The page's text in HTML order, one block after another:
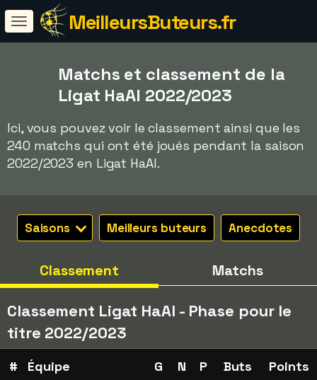
MeilleursButeurs.fr
Matchs et classement de la
Ligat HaAl 2022/2023
Ici, vous pouvez voir le classement ainsi que les
240 matchs qui ont été joués pendant la saison
2022/2023 en Ligat HaAl.
Saisons Meilleurs buteurs Anecdotes
Classement Matchs
Classement Ligat HaAl - Phase pour le
titre 2022/2023
# Équipe G N P Buts Points